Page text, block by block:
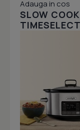
Adauga in cos
SLOW
TIMESELECT